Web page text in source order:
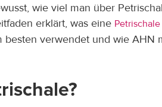
wie viel man über
erklärt, was eine Petrischale
besten verwendet und wie